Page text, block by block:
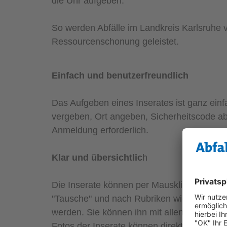
So werden Abfälle im Landkreis
Ressourcenschonung geleistet.
Einfach und benutzerfreundlich
Das Aufgeben eines Inserates ist ganz
vergeben, Ort angeben, Sicherheitscode
Anmeldung erforderlich.
Klar und übersichtlich
Die Inserate können per Mausklick nach
"Tausche" und nach Rubriken wie
werden. Sie können ihn mit allen mobilen